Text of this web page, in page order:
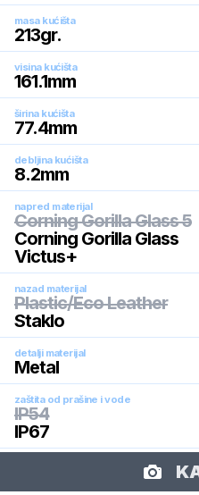
masa kućišta
213gr.
visina kućišta
161.1mm
širina kućišta
77.4mm
debljina kućišta
8.2mm
napred materijal
Corning Gorilla Glass 5
Corning Gorilla Glass
Victus+
nazad materijal
Plastic/Eco Leather
Staklo
detalji materijal
Metal
zaštita od prašine i vode
IP54
IP67